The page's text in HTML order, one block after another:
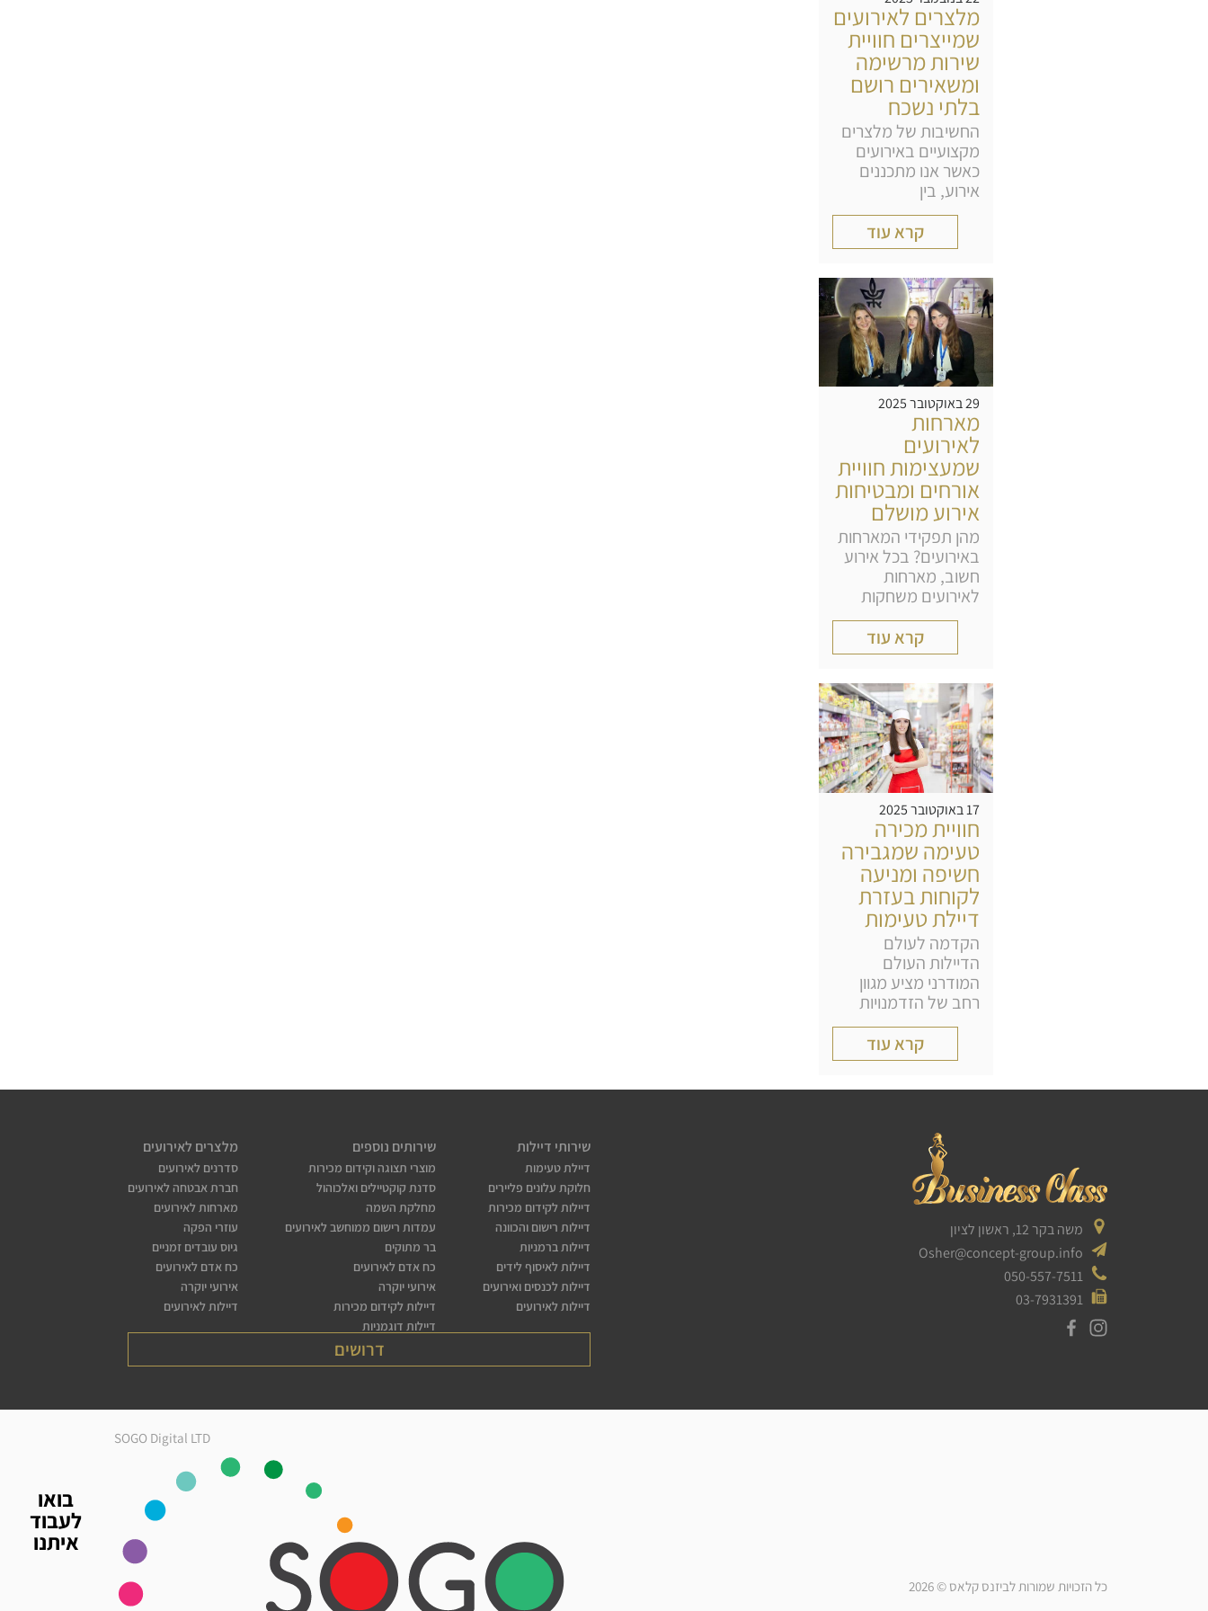
בואו
לעבוד
איתנו
מלצרים לאירועים
שמייצרים חוויית
שירות מרשימה
ומשאירים רושם
בלתי נשכח
החשיבות של מלצרים
מקצועיים באירועים
כאשר אנו מתכננים
אירוע, בין
קרא עוד
29 באוקטובר 2025
מארחות
לאירועים
שמעצימות חוויית
אורחים ומבטיחות
אירוע מושלם
מהן תפקידי המארחות
באירועים? בכל אירוע
חשוב, מארחות
לאירועים משחקות
קרא עוד
17 באוקטובר 2025
חוויית מכירה
טעימה שמגבירה
חשיפה ומניעה
לקוחות בעזרת
דיילת טעימות
הקדמה לעולם
הדיילות העולם
המודרני מציע מגוון
רחב של הזדמנויות
קרא עוד
משה בקר 12, ראשון לציון
Osher@concept-group.info
050-557-7511
03-7931391
שירותי דיילות
דיילת טעימות
חלוקת עלונים פליירים
דיילות לקידום מכירות
דיילות רישום והכוונה
דיילות ברמניות
דיילות לאיסוף לידים
דיילות לכנסים ואירועים
דיילות לאירועים
שירותים נוספים
מוצרי תצוגה וקידום מכירות
סדנת קוקטיילים ואלכוהול
מחלקת השמה
עמדות רישום ממוחשב לאירועים
בר מתוקים
כח אדם לאירועים
אירועי יוקרה
דיילות לקידום מכירות
דיילות דוגמניות
מלצרים לאירועים
סדרנים לאירועים
חברת אבטחה לאירועים
מארחות לאירועים
עוזרי הפקה
גיוס עובדים זמניים
כח אדם לאירועים
אירועי יוקרה
דיילות לאירועים
דרושים
כל הזכויות שמורות לביזנס קלאס © 2026
SOGO Digital LTD